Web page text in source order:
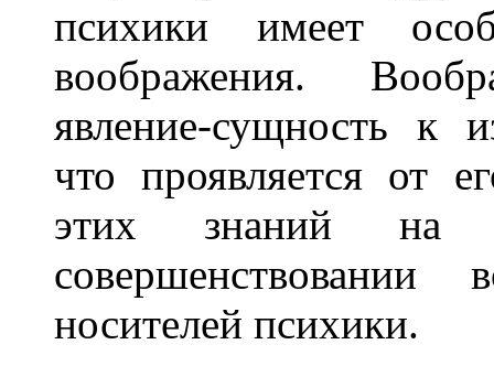
психики имеет
воображения.
явление-сущность к
что проявляется от
этих знаний на
совершенствовании
носителей психики.